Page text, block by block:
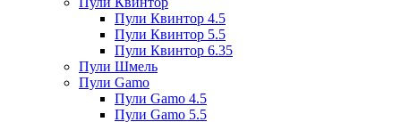
Пули Квинтор 4.5
Пули Квинтор 5.5
Пули Квинтор 6.35
Пули Шмель
Пули Gamo
Пули Gamo 4.5
Пули Gamo 5.5